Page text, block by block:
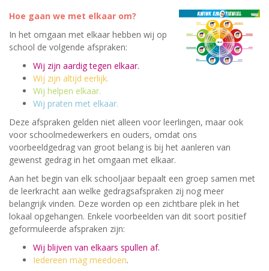
Hoe gaan we met elkaar om?
In het omgaan met elkaar hebben wij op
school de volgende afspraken:
Wij zijn aardig tegen elkaar.
Wij zijn altijd eerlijk.
Wij helpen elkaar.
Wij praten met elkaar.
Deze afspraken gelden niet alleen voor leerlingen, maar ook
voor schoolmedewerkers en ouders, omdat ons
voorbeeldgedrag van groot belang is bij het aanleren van
gewenst gedrag in het omgaan met elkaar.
Aan het begin van elk schooljaar bepaalt een groep samen met
de leerkracht aan welke gedragsafspraken zij nog meer
belangrijk vinden. Deze worden op een zichtbare plek in het
lokaal opgehangen. Enkele voorbeelden van dit soort positief
geformuleerde afspraken zijn:
Wij blijven van elkaars spullen af.
Iedereen mag meedoen.